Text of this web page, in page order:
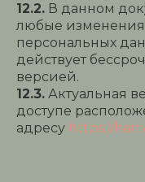
12.2. В данном
любые изменения
персональных
действует
версией.
12.3. Актуальная
доступе
адресу https://